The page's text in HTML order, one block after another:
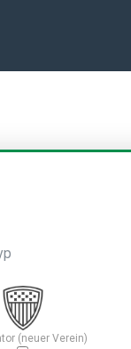
(neuer Verein)